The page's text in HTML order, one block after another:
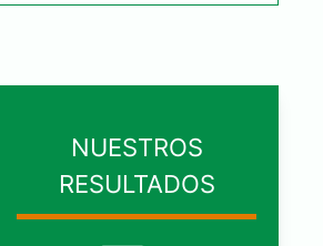
NUESTROS
RESULTADOS